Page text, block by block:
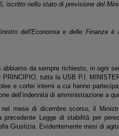
iscritto nello stato di previsione del
dell'Economia e delle Finanze è
abbiamo da sempre richiesto, in ogni
PRINCIPIO, tutta la USB P.I.
e cortei interni a cui hanno
dell’indennità di amministrazione a
nel mese di dicembre scorso, il
precedente Legge di stabilità per
Giustizia. Evidentemente mesi di